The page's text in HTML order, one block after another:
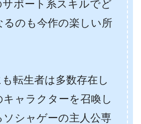
サポート系スキルでど
るのも今作の楽しい所
転生者は多数存在し
ャラクターを召喚し
シャゲーの主人公専